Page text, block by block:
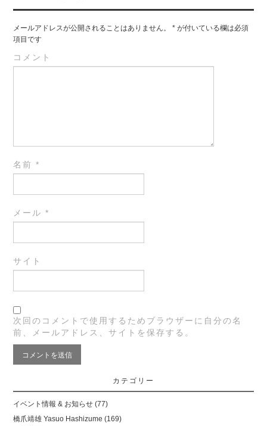
メールアドレスが公開されることはありません。 * が付いている欄は必須
項目です
コメント
名前*
メール*
サイト
次回のコメントで使用するためブラウザーに自分の名
前、メールアドレス、サイトを保存する。
カテゴリー
イベント情報 & お知らせ (77)
橋爪靖雄 Yasuo Hashizume (169)